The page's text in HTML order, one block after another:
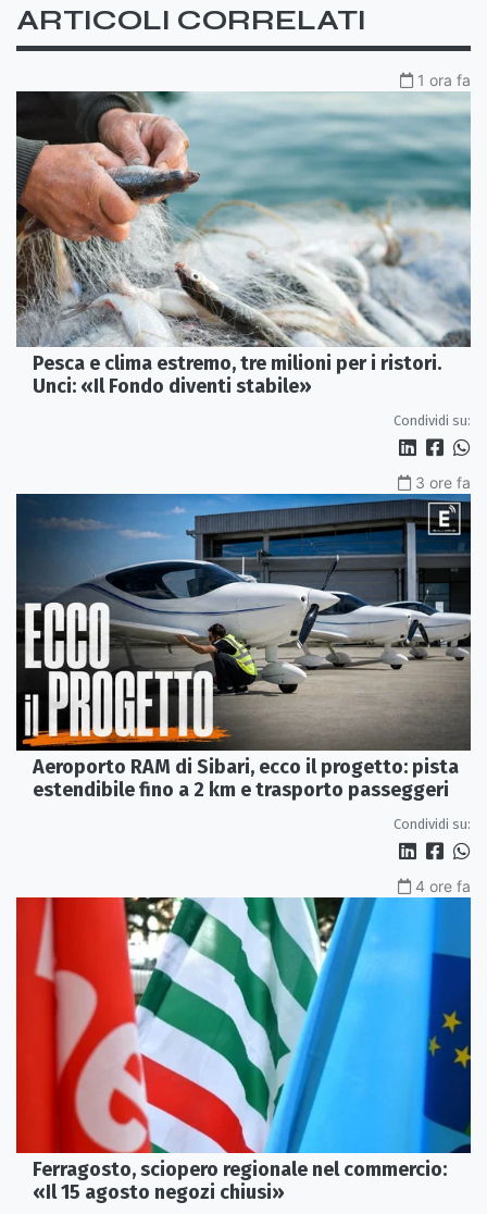
ARTICOLI CORRELATI
1 ora fa
Pesca e clima estremo, tre milioni per i ristori.
Unci: «Il Fondo diventi stabile»
Condividi su:
3 ore fa
Aeroporto RAM di Sibari, ecco il progetto: pista
estendibile fino a 2 km e trasporto passeggeri
Condividi su:
4 ore fa
Ferragosto, sciopero regionale nel commercio:
«Il 15 agosto negozi chiusi»